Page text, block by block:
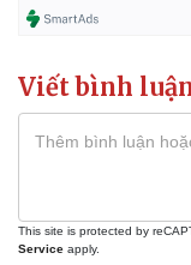
Viết bình
This site is protected by
Service apply.